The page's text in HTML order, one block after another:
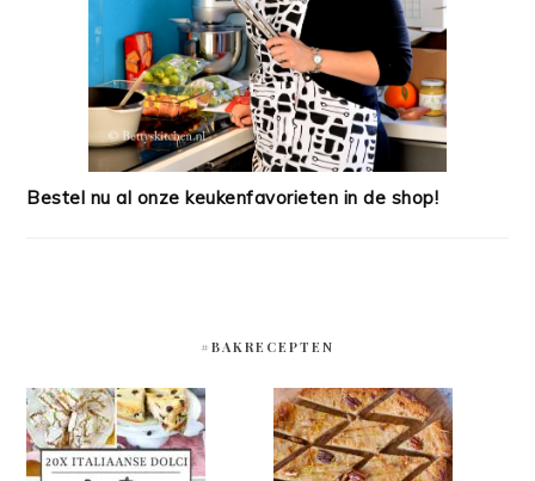
Bestel nu al onze keukenfavorieten in de shop!
#BAKRECEPTEN